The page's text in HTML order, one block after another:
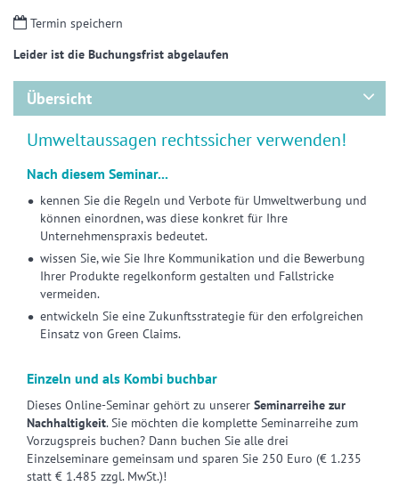
Termin speichern
Leider ist die Buchungsfrist abgelaufen
Übersicht
Umweltaussagen rechtssicher verwenden!
Nach diesem Seminar...
kennen Sie die Regeln und Verbote für Umweltwerbung und
können einordnen, was diese konkret für Ihre
Unternehmenspraxis bedeutet.
wissen Sie, wie Sie Ihre Kommunikation und die Bewerbung
Ihrer Produkte regelkonform gestalten und Fallstricke
vermeiden.
entwickeln Sie eine Zukunftsstrategie für den erfolgreichen
Einsatz von Green Claims.
Einzeln und als Kombi buchbar
Dieses Online-Seminar gehört zu unserer Seminarreihe zur
Nachhaltigkeit. Sie möchten die komplette Seminarreihe zum
Vorzugspreis buchen? Dann buchen Sie alle drei
Einzelseminare gemeinsam und sparen Sie 250 Euro (€ 1.235
statt € 1.485 zzgl. MwSt.)!